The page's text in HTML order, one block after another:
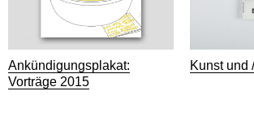
Ankündigungsplakat:
Vorträge 2015
Kunst und